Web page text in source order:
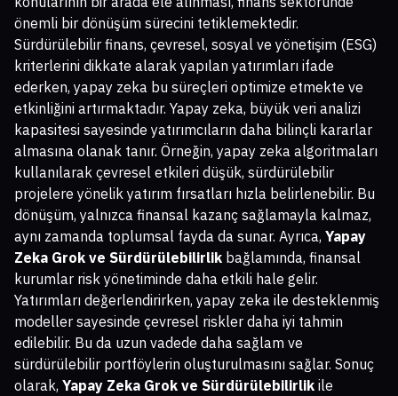
önemli bir dönüşüm sürecini tetiklemektedir.
Sürdürülebilir finans, çevresel, sosyal ve yönetişim (ESG)
kriterlerini dikkate alarak yapılan yatırımları ifade
ederken, yapay zeka bu süreçleri optimize etmekte ve
etkinliğini artırmaktadır. Yapay zeka, büyük veri analizi
kapasitesi sayesinde yatırımcıların daha bilinçli kararlar
almasına olanak tanır. Örneğin, yapay zeka algoritmaları
kullanılarak çevresel etkileri düşük, sürdürülebilir
projelere yönelik yatırım fırsatları hızla belirlenebilir. Bu
dönüşüm, yalnızca finansal kazanç sağlamayla kalmaz,
aynı zamanda toplumsal fayda da sunar. Ayrıca, Yapay
Zeka Grok ve Sürdürülebilirlik bağlamında, finansal
kurumlar risk yönetiminde daha etkili hale gelir.
Yatırımları değerlendirirken, yapay zeka ile desteklenmiş
modeller sayesinde çevresel riskler daha iyi tahmin
edilebilir. Bu da uzun vadede daha sağlam ve
sürdürülebilir portföylerin oluşturulmasını sağlar. Sonuç
olarak, Yapay Zeka Grok ve Sürdürülebilirlik ile